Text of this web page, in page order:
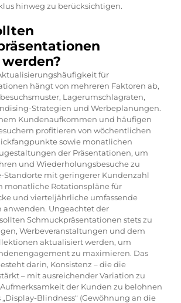
hinweg zu berücksichtigen.
für
hängt von mehreren Faktoren ab,
Lagerumschlagraten,
Strategien und Werbeplanungen.
Kundenaufkommen und häufigen
profitieren von wöchentlichen
sowie monatlichen
der Präsentationen, um
und Wiederholungsbesuche zu
Standorte mit geringerer Kundenzahl
monatliche Rotationspläne für
und vierteljährliche umfassende
Ungeachtet der
Schmuckpräsentationen stets zu
Werbeveranstaltungen und dem
aktualisiert werden, um
zu maximieren. Das
darin, Konsistenz – die die
– mit ausreichender Variation zu
der Kunden zu belohnen
Blindness“ (Gewöhnung an die